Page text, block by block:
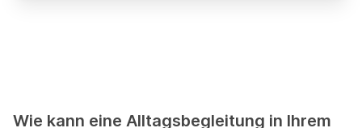
Wie kann eine Alltagsbegleitung in Ihrem